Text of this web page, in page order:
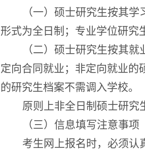
（一）硕士研究生按其
形式为全日制；专业学位研究
（二）硕士研究生按其
定向合同就业；非定向就业的
的研究生档案不需调入学校。
原则上非全日制硕士研究
（三）信息填写注意事项
考生网上报名时，必须认